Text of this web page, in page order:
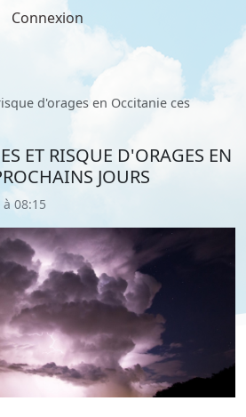
Connexion
d'orages en Occitanie ces
ET RISQUE D'ORAGES EN
JOURS
08:15